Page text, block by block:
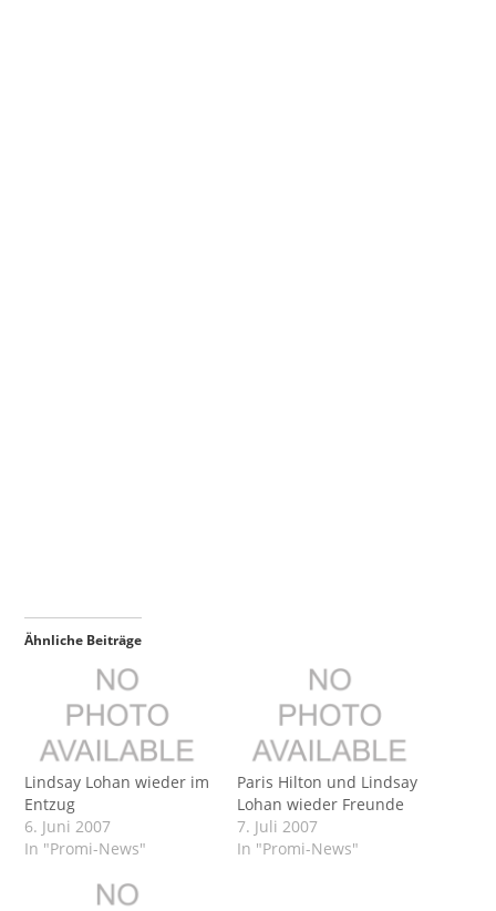
Ähnliche Beiträge
Lindsay Lohan wieder im
Entzug
6. Juni 2007
In "Promi-News"
Paris Hilton und Lindsay
Lohan wieder Freunde
7. Juli 2007
In "Promi-News"